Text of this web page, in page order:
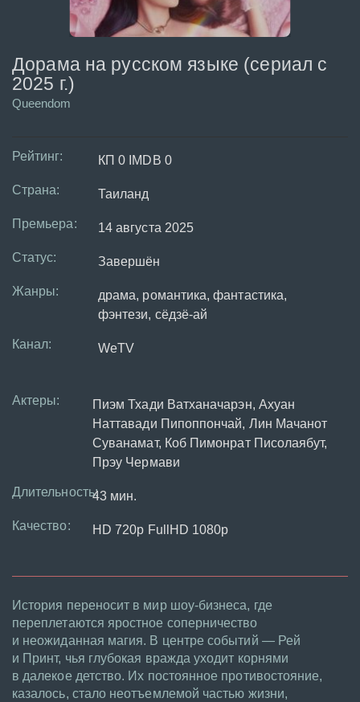
Дорама на русском языке (сериал с
2025 г.)
Queendom
Рейтинг: КП 0 IMDB 0
Страна: Таиланд
Премьера: 14 августа 2025
Статус: Завершён
Жанры:
драма, романтика, фантастика,
фэнтези, сёдзё-ай
Канал: WeTV
Актеры:
Пиэм Тхади Ватханачарэн, Ахуан
Наттавади Пипоппончай, Лин Мачанот
Суванамат, Коб Пимонрат Писолаябут,
Прэу Чермави
Длительность:43 мин.
Качество: HD 720p FullHD 1080p
История переносит в мир шоу-бизнеса, где
переплетаются яростное соперничество
и неожиданная магия. В центре событий — Рей
и Принт, чья глубокая вражда уходит корнями
в далекое детство. Их постоянное противостояние,
казалось, стало неотъемлемой частью жизни,